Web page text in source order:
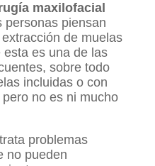
maxilofacial
personas piensan
de muelas
es una de las
sobre todo
incluidas o con
no es ni mucho
problemas
no pueden